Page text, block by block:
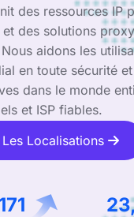
des ressources IP
des solutions
aidons les
en toute sécurité
dans le monde
et ISP fiables.
Localisations